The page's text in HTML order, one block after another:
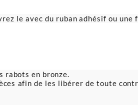
le avec du ruban adhésif ou
rabots en bronze.
afin de les libérer de toute